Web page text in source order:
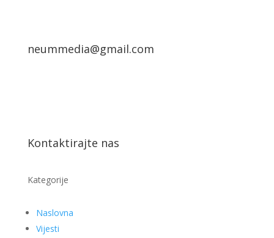
neummedia@gmail.com
Kontaktirajte nas
Kategorije
Naslovna
Vijesti